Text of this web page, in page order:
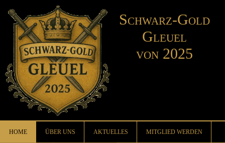
Schwarz-Gold
Gleuel
von 2025
HOME ÜBER UNS AKTUELLES MITGLIED WERDEN